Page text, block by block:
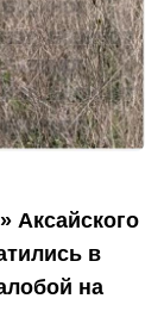
Аксайского
в
на